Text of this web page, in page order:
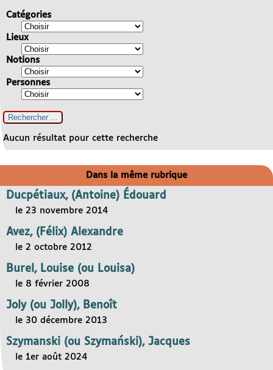
Catégories
Lieux
Notions
Personnes
Aucun résultat pour cette recherche
Dans la même rubrique
Ducpétiaux, (Antoine) Édouard
le 23 novembre 2014
Avez, (Félix) Alexandre
le 2 octobre 2012
Burel, Louise (ou Louisa)
le 8 février 2008
Joly (ou Jolly), Benoît
le 30 décembre 2013
Szymanski (ou Szymański), Jacques
le 1er août 2024